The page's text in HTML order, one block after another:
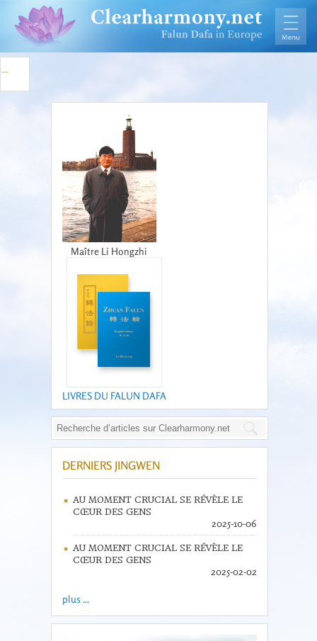
Maître Li Hongzhi
LIVRES DU FALUN DAFA
DERNIERS JINGWEN
AU MOMENT CRUCIAL SE RÉVÈLE LE
CŒUR DES GENS
2025-10-06
AU MOMENT CRUCIAL SE RÉVÈLE LE
CŒUR DES GENS
2025-02-02
plus ...